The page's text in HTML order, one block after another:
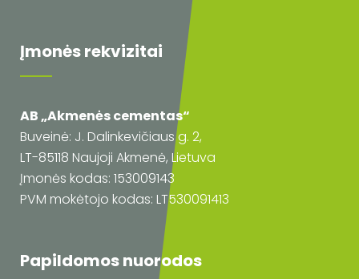
Įmonės rekvizitai
AB „Akmenės cementas“
Buveinė: J. Dalinkevičiaus g. 2,
LT-85118 Naujoji Akmenė, Lietuva
Įmonės kodas: 153009143
PVM mokėtojo kodas: LT530091413
Papildomos nuorodos